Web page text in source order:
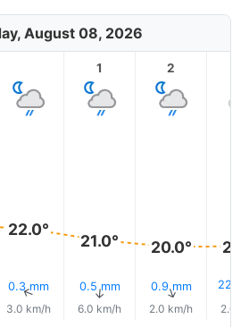
August 08, 2026
22.0°
0.3 mm
↑
3.0 km/h
1
21.0°
0.5 mm
↑
6.0 km/h
2
20.0°
0.9 mm
↑
2.0 km/h
22%
2.0